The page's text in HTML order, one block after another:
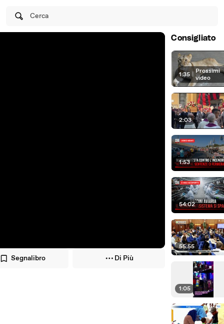
Cerca
Segnalibro Di Più
Consigliato
1:35 | Prossimi
video
2:03
1:53
54:02
55:55
1:05